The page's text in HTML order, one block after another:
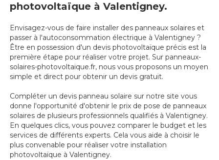
photovoltaïque à Valentigney.
Envisagez-vous de faire installer des panneaux solaires et
passer à l'autoconsommation électrique à Valentigney ?
Être en possession d'un devis photovoltaïque précis est la
première étape pour réaliser votre projet. Sur panneaux-
solaires-photovoltaique.fr, nous vous proposons un moyen
simple et direct pour obtenir un devis gratuit.
Compléter un devis panneau solaire sur notre site vous
donne l'opportunité d'obtenir le prix de pose de panneaux
solaires de plusieurs professionnels qualifiés à Valentigney.
En quelques clics, vous pouvez comparer le budget et les
services de différents experts. Cela vous aide à choisir le
plus convenable pour réaliser votre installation
photovoltaïque à Valentigney.